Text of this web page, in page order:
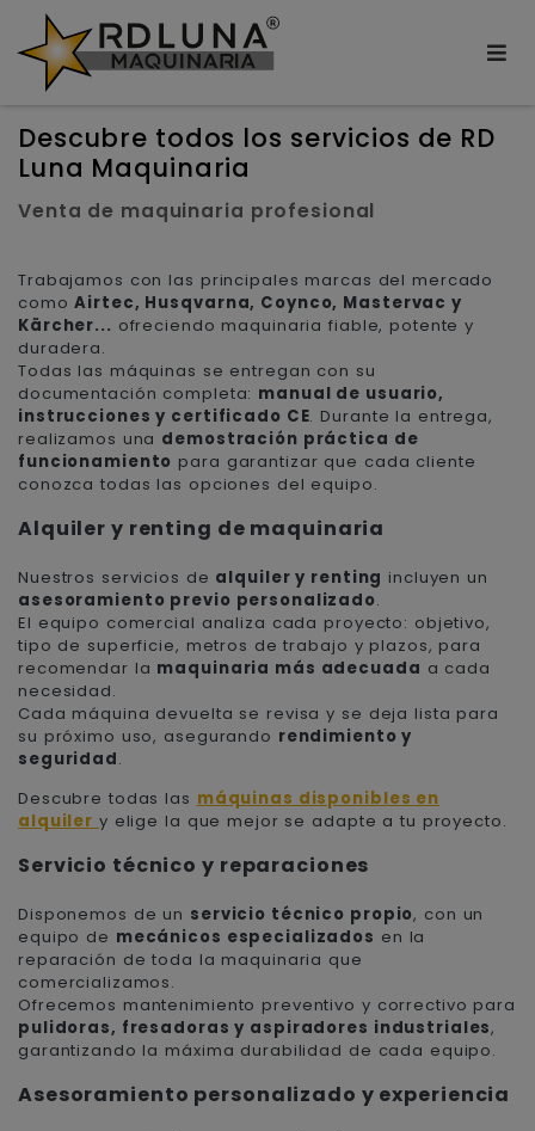
Descubre todos los servicios de RD
Luna Maquinaria
Venta de maquinaria profesional
Trabajamos con las principales marcas del mercado
comoAirtec, Husqvarna, Coynco, Mastervac y
Kärcher... ofreciendo maquinaria fiable, potente y
duradera.
Todas las máquinas se entregan con su
documentación completa: manual de usuario,
instrucciones y certificado CE. Durante la entrega,
realizamos una demostración práctica de
funcionamiento para garantizar que cada cliente
conozca todas las opciones del equipo.
Alquiler y renting de maquinaria
Nuestros servicios de alquiler y renting incluyen un
asesoramiento previo personalizado.
El equipo comercial analiza cada proyecto: objetivo,
tipo de superficie, metros de trabajo y plazos, para
recomendar la maquinaria más adecuada a cada
necesidad.
Cada máquina devuelta se revisa y se deja lista para
su próximo uso, asegurando rendimiento y
seguridad.
Descubre todas las máquinas disponibles en
alquiler y elige la que mejor se adapte a tu proyecto.
Servicio técnico y reparaciones
Disponemos de un servicio técnico propio, con un
equipo de mecánicos especializados en la
reparación de toda la maquinaria que
comercializamos.
Ofrecemos mantenimiento preventivo y correctivo para
pulidoras, fresadoras y aspiradores industriales,
garantizando la máxima durabilidad de cada equipo.
Asesoramiento personalizado y experiencia